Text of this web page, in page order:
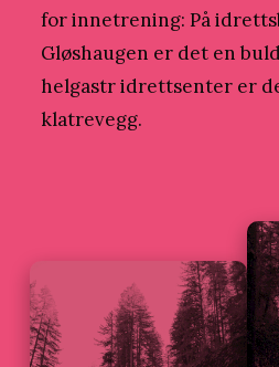
g
u
s
for innetrening: På
Gløshaugen er det en
helgastr idrettsenter er
klatrevegg.